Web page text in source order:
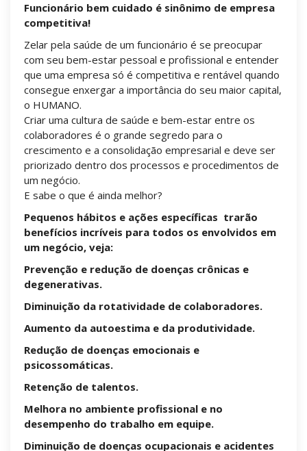
Funcionário bem cuidado é sinônimo de empresa
competitiva!
Zelar pela saúde de um funcionário é se preocupar
com seu bem-estar pessoal e profissional e entender
que uma empresa só é competitiva e rentável quando
consegue enxergar a importância do seu maior capital,
o HUMANO.
Criar uma cultura de saúde e bem-estar entre os
colaboradores é o grande segredo para o
crescimento e a consolidação empresarial e deve ser
priorizado dentro dos processos e procedimentos de
um negócio.
E sabe o que é ainda melhor?
Pequenos hábitos e ações específicas trarão
benefícios incríveis para todos os envolvidos em
um negócio, veja:
Prevenção e redução de doenças crônicas e
degenerativas.
Diminuição da rotatividade de colaboradores.
Aumento da autoestima e da produtividade.
Redução de doenças emocionais e
psicossomáticas.
Retenção de talentos.
Melhora no ambiente profissional e no
desempenho do trabalho em equipe.
Diminuição de doenças ocupacionais e acidentes